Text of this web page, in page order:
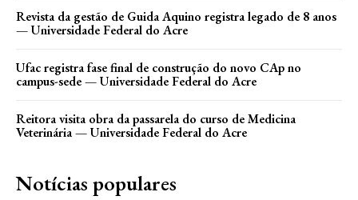
Revista da gestão de Guida Aquino registra legado de 8 anos
— Universidade Federal do Acre
Ufac registra fase final de construção do novo CAp no
campus-sede — Universidade Federal do Acre
Reitora visita obra da passarela do curso de Medicina
Veterinária — Universidade Federal do Acre
Notícias populares